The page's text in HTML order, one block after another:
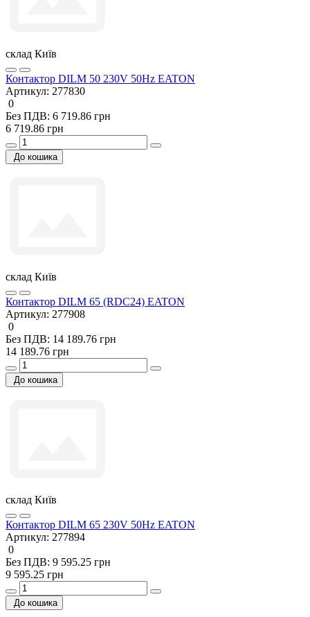
склад Київ
Контактор DILM 50 230V 50Hz EATON
Артикул: 277830
0
Без ПДВ: 6 719.86 грн
6 719.86 грн
До кошика
склад Київ
Контактор DILM 65 (RDC24) EATON
Артикул: 277908
0
Без ПДВ: 14 189.76 грн
14 189.76 грн
До кошика
склад Київ
Контактор DILM 65 230V 50Hz EATON
Артикул: 277894
0
Без ПДВ: 9 595.25 грн
9 595.25 грн
До кошика